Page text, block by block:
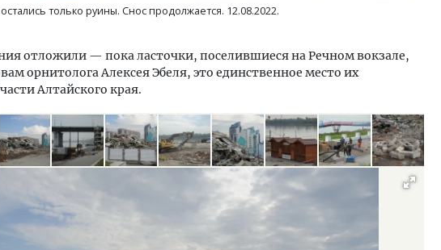
только руины. Снос продолжается. 12.08.2022.
отложили — пока ласточки, поселившиеся на Речном вокзале,
орнитолога Алексея Эбеля, это единственное место их
Алтайского края.